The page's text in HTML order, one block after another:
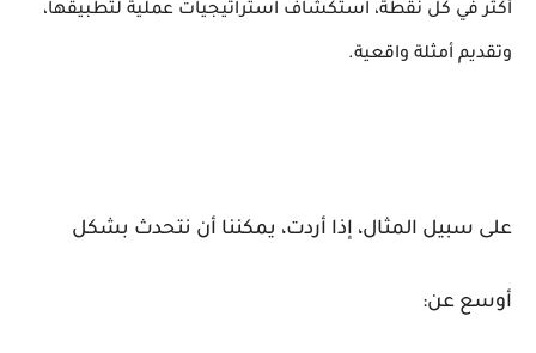
أكثر في كل نقطة، استكشاف استراتيجيات عملية لتطبيقها،
وتقديم أمثلة واقعية.
على سبيل المثال، إذا أردت، يمكننا أن نتحدث بشكل
أوسع عن: